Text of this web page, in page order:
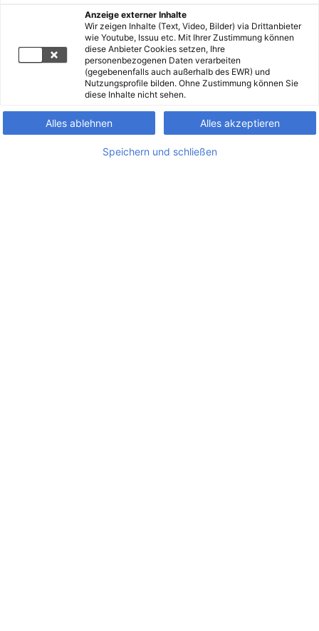
Anzeige externer Inhalte
Wir zeigen Inhalte (Text, Video, Bilder) via Drittanbieter
wie Youtube, Issuu etc. Mit Ihrer Zustimmung können
diese Anbieter Cookies setzen, Ihre
personenbezogenen Daten verarbeiten
(gegebenenfalls auch außerhalb des EWR) und
Nutzungsprofile bilden. Ohne Zustimmung können Sie
diese Inhalte nicht sehen.
Alles ablehnen Alles akzeptieren
Speichern und schließen